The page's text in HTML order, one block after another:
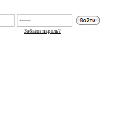
Забыли пароль?